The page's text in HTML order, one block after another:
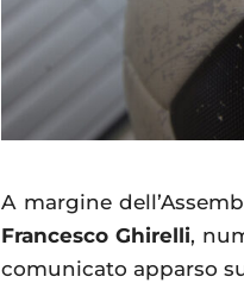
A margine
Francesco Ghirelli,
comunicato apparso